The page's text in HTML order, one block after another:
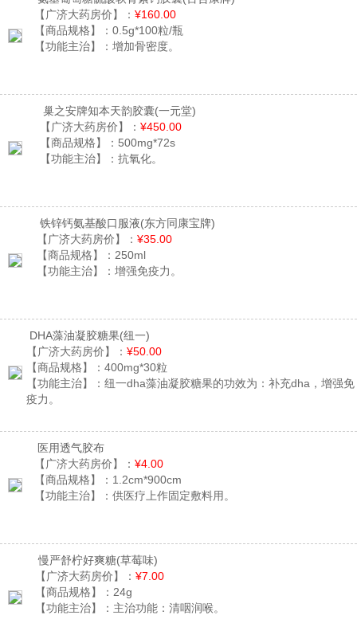
【广济大药房价】： ¥160.00
【商品规格】： 0.5g*100粒/瓶
【功能主治】： 增加骨密度。
巢之安牌知本天韵胶囊(一元堂)
【广济大药房价】： ¥450.00
【商品规格】： 500mg*72s
【功能主治】： 抗氧化。
铁锌钙氨基酸口服液(东方同康宝牌)
【广济大药房价】： ¥35.00
【商品规格】： 250ml
【功能主治】： 增强免疫力。
DHA藻油凝胶糖果(纽一)
【广济大药房价】： ¥50.00
【商品规格】： 400mg*30粒
【功能主治】： 纽一dha藻油凝胶糖果的功效为：补充dha，增强免
疫力。
医用透气胶布
【广济大药房价】： ¥4.00
【商品规格】： 1.2cm*900cm
【功能主治】： 供医疗上作固定敷料用。
慢严舒柠好爽糖(草莓味)
【广济大药房价】： ¥7.00
【商品规格】： 24g
【功能主治】： 主治功能：清咽润喉。